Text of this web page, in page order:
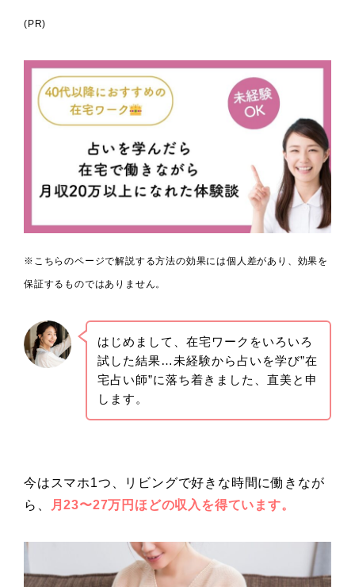
(PR)
※こちらのページで解説する方法の効果には個人差があり、効果を
保証するものではありません。
はじめまして、在宅ワークをいろいろ
試した結果…未経験から占いを学び”在
宅占い師”に落ち着きました、直美と申
します。
今はスマホ1つ、リビングで好きな時間に働きなが
ら、
月23〜27万円ほどの収入を得ています。